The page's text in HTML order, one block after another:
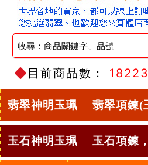
目前商品數： 18223
翡翠神明玉珮 翡翠項鍊(
玉石神明玉珮 玉石項鍊